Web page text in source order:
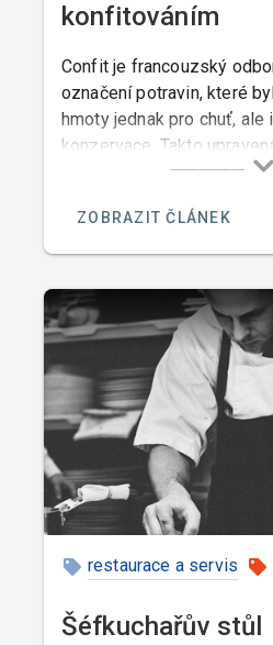
konfitováním
Confit je francouzský
označení potravin, které
hmoty jednak pro chuť, ale
konzervace. Takto
uskladněná po několik
ZOBRAZIT ČLÁNEK
restaurace a servis
Šéfkuchařův stůl